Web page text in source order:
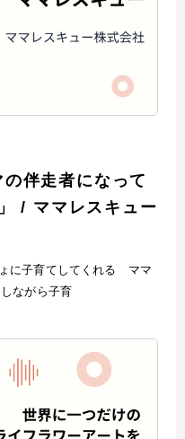
伴走者になって
/ ママレスキュー
に子育てしてくれる ママ
ながら子育